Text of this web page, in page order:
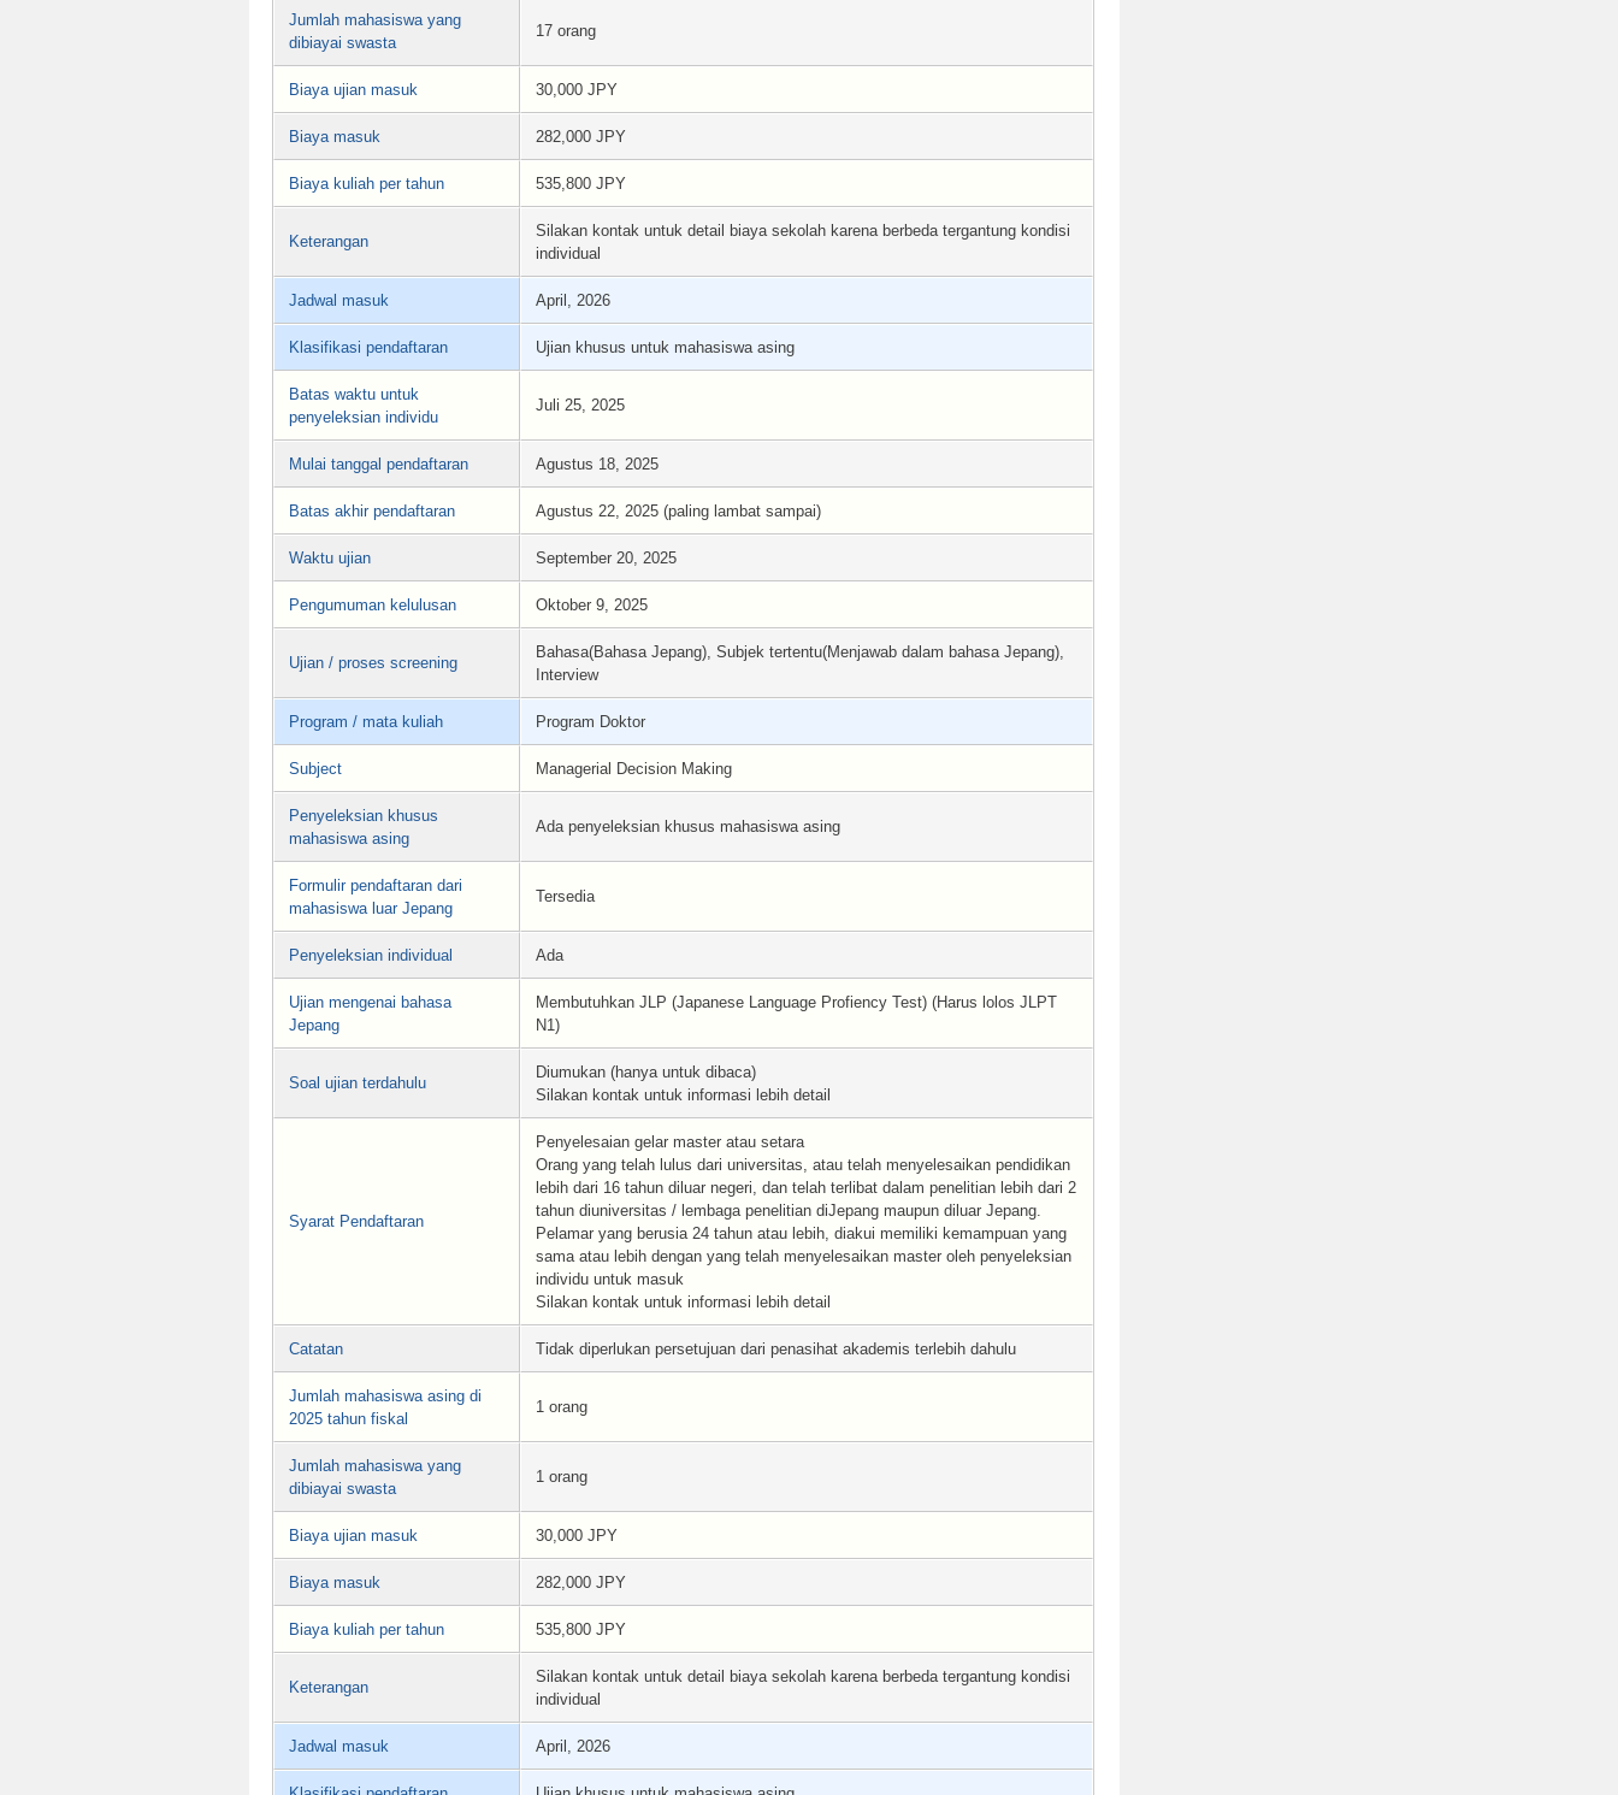
Jumlah mahasiswa yang
dibiayai swasta
17 orang
Biaya ujian masuk 30,000 JPY
Biaya masuk 282,000 JPY
Biaya kuliah per tahun 535,800 JPY
Keterangan
Silakan kontak untuk detail biaya sekolah karena berbeda tergantung kondisi
individual
Jadwal masuk April, 2026
Klasifikasi pendaftaran Ujian khusus untuk mahasiswa asing
Batas waktu untuk
penyeleksian individu
Juli 25, 2025
Mulai tanggal pendaftaran Agustus 18, 2025
Batas akhir pendaftaran Agustus 22, 2025 (paling lambat sampai)
Waktu ujian September 20, 2025
Pengumuman kelulusan Oktober 9, 2025
Ujian / proses screening
Bahasa(Bahasa Jepang), Subjek tertentu(Menjawab dalam bahasa Jepang),
Interview
Program / mata kuliah Program Doktor
Subject Managerial Decision Making
Penyeleksian khusus
mahasiswa asing
Ada penyeleksian khusus mahasiswa asing
Formulir pendaftaran dari
mahasiswa luar Jepang
Tersedia
Penyeleksian individual Ada
Ujian mengenai bahasa
Jepang
Membutuhkan JLP (Japanese Language Profiency Test) (Harus lolos JLPT
N1)
Soal ujian terdahulu
Diumukan (hanya untuk dibaca)
Silakan kontak untuk informasi lebih detail
Syarat Pendaftaran
Penyelesaian gelar master atau setara
Orang yang telah lulus dari universitas, atau telah menyelesaikan pendidikan
lebih dari 16 tahun diluar negeri, dan telah terlibat dalam penelitian lebih dari 2
tahun diuniversitas / lembaga penelitian diJepang maupun diluar Jepang.
Pelamar yang berusia 24 tahun atau lebih, diakui memiliki kemampuan yang
sama atau lebih dengan yang telah menyelesaikan master oleh penyeleksian
individu untuk masuk
Silakan kontak untuk informasi lebih detail
Catatan Tidak diperlukan persetujuan dari penasihat akademis terlebih dahulu
Jumlah mahasiswa asing di
2025 tahun fiskal
1 orang
Jumlah mahasiswa yang
dibiayai swasta
1 orang
Biaya ujian masuk 30,000 JPY
Biaya masuk 282,000 JPY
Biaya kuliah per tahun 535,800 JPY
Keterangan
Silakan kontak untuk detail biaya sekolah karena berbeda tergantung kondisi
individual
Jadwal masuk April, 2026